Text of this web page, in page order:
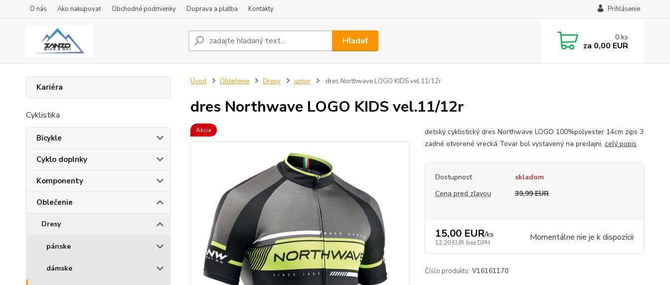
O nás Ako nakupovať Obchodné podmienky Doprava a platba Kontakty Prihlásenie
Hľadať 0 ks
za 0,00 EUR
Kariéra
Cyklistika
Bicykle
Cyklo doplnky
Komponenty
Oblečenie
Dresy
pánske
dámske
Úvod Oblečenie Dresy junior dres Northwave LOGO KIDS vel.11/12r
dres Northwave LOGO KIDS vel.11/12r
Akcia
detský cyklistický dres Northwave LOGO 100%polyester 14cm zips 3
zadné otvorené vrecká Tovar bol vystavený na predajni. celý popis
Dostupnosť
skladom
Cena pred zľavou
39,99 EUR
15,00 EUR/ks
12,20 EUR bez DPH Momentálne nie je k dispozícii
Číslo produktu: V16161170